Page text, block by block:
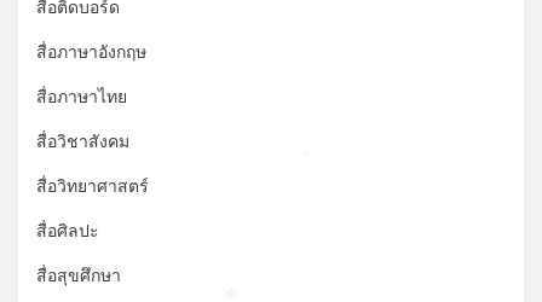
สื่อติดบอร์ด
สื่อภาษาอังกฤษ
สื่อภาษาไทย
สื่อวิชาสังคม
สื่อวิทยาศาสตร์
สื่อศิลปะ
สื่อสุขศึกษา